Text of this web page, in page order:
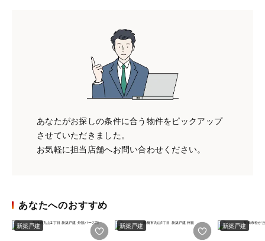
あなたがお探しの条件に合う物件をピックアップ
させていただきました。
お気軽に担当店舗へお問い合わせください。
あなたへのおすすめ
新築戸建 新築戸建 新築戸建